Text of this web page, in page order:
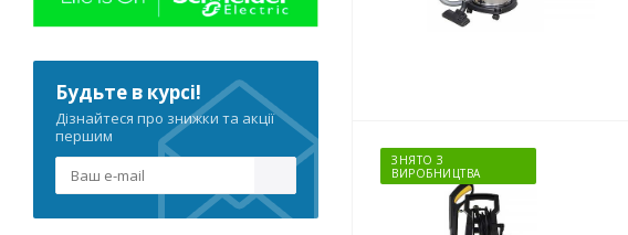
ЗНЯТО З
ВИРОБНИЦТВА
Будьте в курсі!
Дізнайтеся про знижки та акції
першим